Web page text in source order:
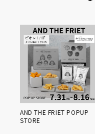
AND THE FRIET POPUP
STORE